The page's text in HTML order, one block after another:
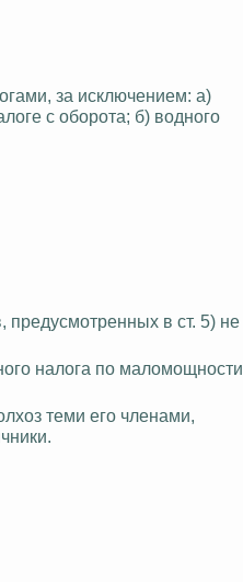
за исключением: а)
с оборота; б) водного
предусмотренных в ст. 5) не
налога по маломощности
теми его членами,